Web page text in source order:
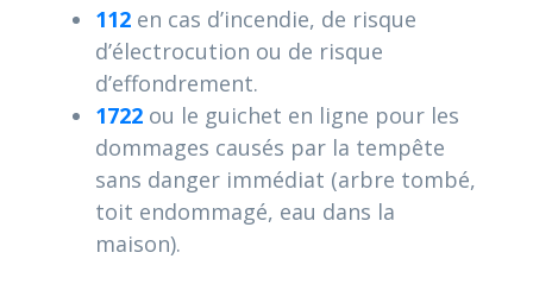
112 en cas d’incendie, de risque
d’électrocution ou de risque
d’effondrement.
1722 ou le guichet en ligne pour les
dommages causés par la tempête
sans danger immédiat (arbre tombé,
toit endommagé, eau dans la
maison).